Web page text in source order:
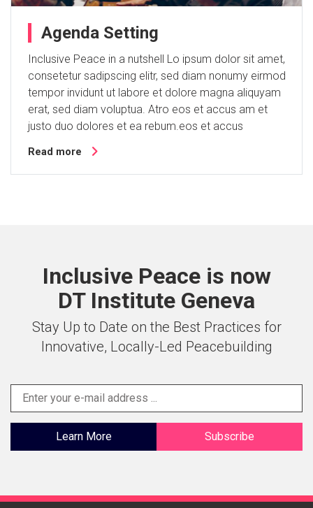
Agenda Setting
Inclusive Peace in a nutshell Lo ipsum dolor sit amet,
consetetur sadipscing elitr, sed diam nonumy eirmod
tempor invidunt ut labore et dolore magna aliquyam
erat, sed diam voluptua. Atro eos et accus am et
justo duo dolores et ea rebum.eos et accus
Read more
Inclusive Peace is now
DT Institute Geneva
Stay Up to Date on the Best Practices for
Innovative, Locally-Led Peacebuilding
Learn More Subscribe